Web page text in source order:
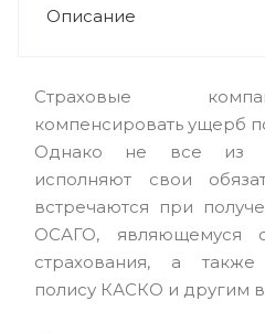
Описание
Страховые
компенсировать ущерб
Однако не все из
исполняют свои
встречаются при
ОСАГО, являющемуся
страхования, а
полису КАСКО и другим